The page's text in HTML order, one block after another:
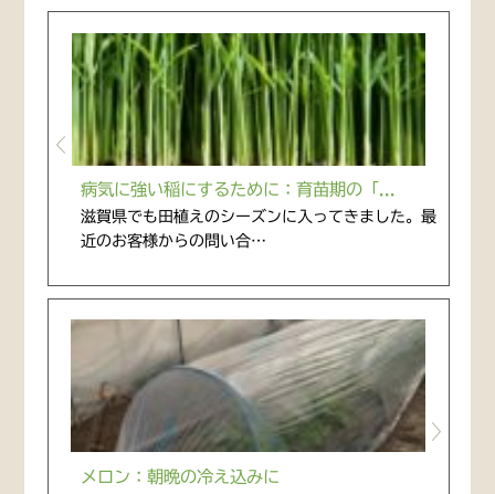
病気に強い稲にするために：育苗期の「...
滋賀県でも田植えのシーズンに入ってきました。最
近のお客様からの問い合…
メロン：朝晩の冷え込みに